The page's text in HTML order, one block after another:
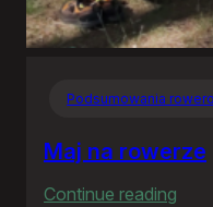
Podsumowania
Maj na rowerze
Continue reading